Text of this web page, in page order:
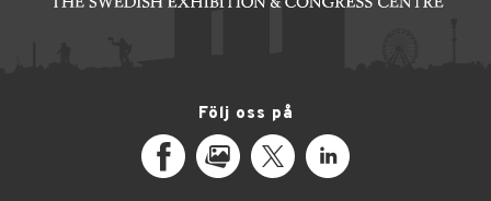
Följ oss på
FacebookMediaPortal
X LinkedIn